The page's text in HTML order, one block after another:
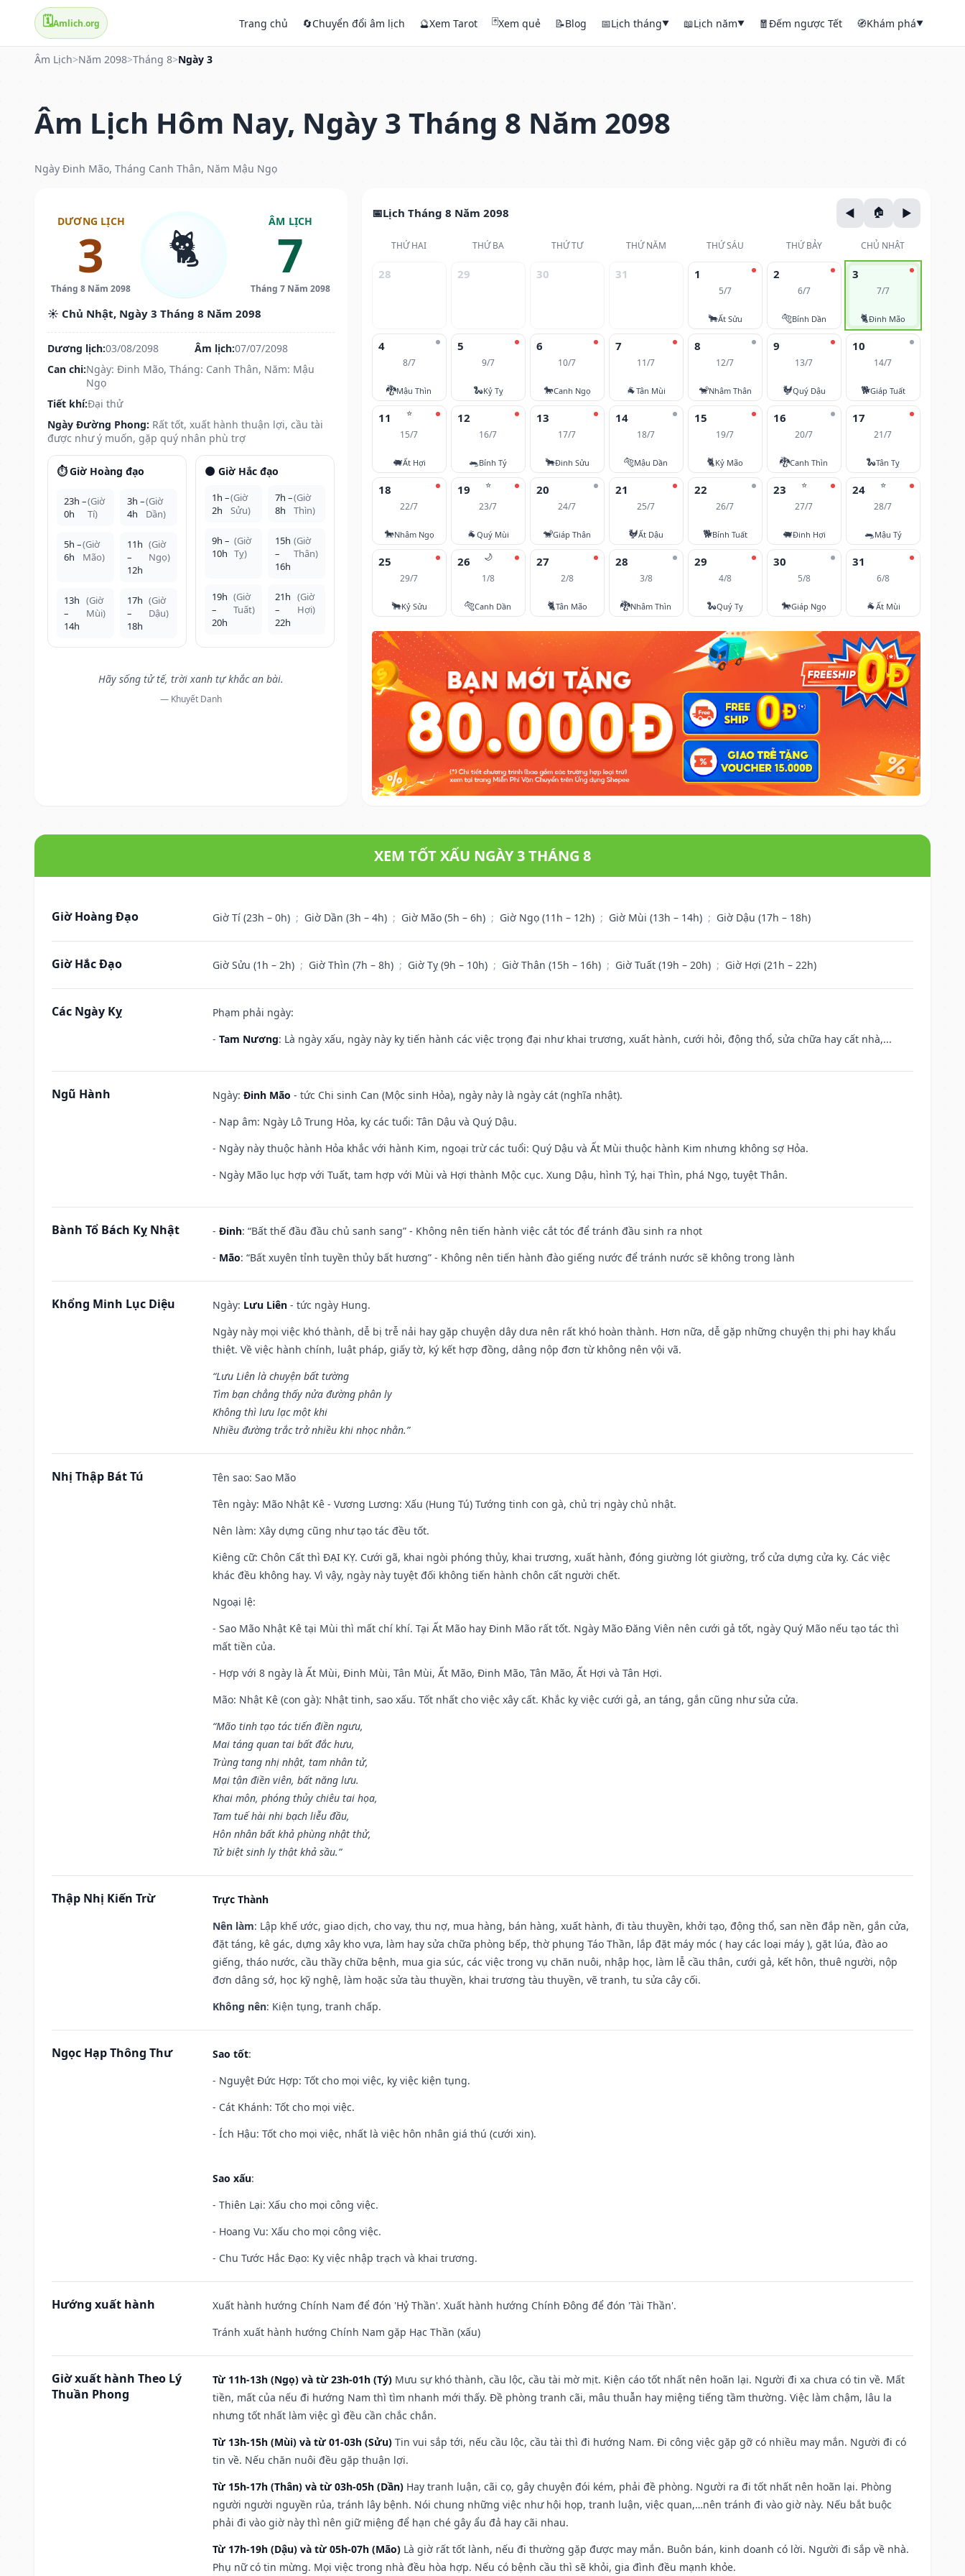
🗓️Amlich.org Trang chủ 🔄Chuyển đổi âm lịch 🔮Xem Tarot 🃏Xem quẻ 📝Blog 📅Lịch tháng▼ 📖Lịch năm▼ 🧧Đếm ngược Tết 🧭Khám phá▼
Âm Lịch>Năm 2098>Tháng 8>Ngày 3
Âm Lịch Hôm Nay, Ngày 3 Tháng 8 Năm 2098
Ngày Đinh Mão, Tháng Canh Thân, Năm Mậu Ngọ
DƯƠNG LỊCH
3
Tháng 8 Năm 2098
🐈 ÂM LỊCH
7
Tháng 7 Năm 2098
☀️ Chủ Nhật, Ngày 3 Tháng 8 Năm 2098
Dương lịch:03/08/2098 Âm lịch:07/07/2098
Can chi:Ngày: Đinh Mão, Tháng: Canh Thân, Năm: Mậu
Ngọ
Tiết khí:Đại thử
Ngày Đường Phong: Rất tốt, xuất hành thuận lợi, cầu tài
được như ý muốn, gặp quý nhân phù trợ
⏱️ Giờ Hoàng đạo
23h –
0h
(Giờ
Tí)
3h –
4h
(Giờ
Dần)
5h –
6h
(Giờ
Mão)
11h
–
12h
(Giờ
Ngọ)
13h
–
14h
(Giờ
Mùi)
17h
–
18h
(Giờ
Dậu)
🌑 Giờ Hắc đạo
1h –
2h
(Giờ
Sửu)
7h –
8h
(Giờ
Thìn)
9h –
10h
(Giờ
Tỵ)
15h
–
16h
(Giờ
Thân)
19h
–
20h
(Giờ
Tuất)
21h
–
22h
(Giờ
Hợi)
Hãy sống tử tế, trời xanh tự khắc an bài.
— Khuyết Danh
Lịch Tháng 8 Năm 2098
THỨ HAI THỨ BA THỨ TƯ THỨ NĂM THỨ SÁU THỨ BẢY CHỦ NHẬT
28 29 30 31 1
5/7
🐂Ất Sửu
2
6/7
🐅Bính Dần
3
7/7
🐈Đinh Mão
4
8/7
🐉Mậu Thìn
5
9/7
🐍Kỷ Tỵ
6
10/7
🐎Canh Ngọ
7
11/7
🐐Tân Mùi
8
12/7
🐒Nhâm Thân
9
13/7
🐓Quý Dậu
10
14/7
🐕Giáp Tuất
⭐
11
15/7
🐖Ất Hợi
12
16/7
🐀Bính Tý
13
17/7
🐂Đinh Sửu
14
18/7
🐅Mậu Dần
15
19/7
🐈Kỷ Mão
16
20/7
🐉Canh Thìn
17
21/7
🐍Tân Tỵ
18
22/7
🐎Nhâm Ngọ
⭐
19
23/7
🐐Quý Mùi
20
24/7
🐒Giáp Thân
21
25/7
🐓Ất Dậu
22
26/7
🐕Bính Tuất
⭐
23
27/7
🐖Đinh Hợi
⭐
24
28/7
🐀Mậu Tý
25
29/7
🐂Kỷ Sửu
🌙
26
1/8
🐅Canh Dần
27
2/8
🐈Tân Mão
28
3/8
🐉Nhâm Thìn
29
4/8
🐍Quý Tỵ
30
5/8
🐎Giáp Ngọ
31
6/8
🐐Ất Mùi
XEM TỐT XẤU NGÀY 3 THÁNG 8
Giờ Hoàng Đạo Giờ Tí (23h – 0h) ; Giờ Dần (3h – 4h) ; Giờ Mão (5h – 6h) ; Giờ Ngọ (11h – 12h) ; Giờ Mùi (13h – 14h) ; Giờ Dậu (17h – 18h)
Giờ Hắc Đạo Giờ Sửu (1h – 2h) ; Giờ Thìn (7h – 8h) ; Giờ Tỵ (9h – 10h) ; Giờ Thân (15h – 16h) ; Giờ Tuất (19h – 20h) ; Giờ Hợi (21h – 22h)
Các Ngày Kỵ
Phạm phải ngày:
- Tam Nương: Là ngày xấu, ngày này kỵ tiến hành các việc trọng đại như khai trương, xuất hành, cưới hỏi, động thổ, sửa chữa hay cất nhà,...
Ngũ Hành Ngày: Đinh Mão - tức Chi sinh Can (Mộc sinh Hỏa), ngày này là ngày cát (nghĩa nhật).
- Nạp âm: Ngày Lô Trung Hỏa, kỵ các tuổi: Tân Dậu và Quý Dậu.
- Ngày này thuộc hành Hỏa khắc với hành Kim, ngoại trừ các tuổi: Quý Dậu và Ất Mùi thuộc hành Kim nhưng không sợ Hỏa.
- Ngày Mão lục hợp với Tuất, tam hợp với Mùi và Hợi thành Mộc cục. Xung Dậu, hình Tý, hại Thìn, phá Ngọ, tuyệt Thân.
Bành Tổ Bách Kỵ Nhật - Đinh: “Bất thế đầu đầu chủ sanh sang” - Không nên tiến hành việc cắt tóc để tránh đầu sinh ra nhọt
- Mão: “Bất xuyên tỉnh tuyền thủy bất hương” - Không nên tiến hành đào giếng nước để tránh nước sẽ không trong lành
Khổng Minh Lục Diệu Ngày: Lưu Liên - tức ngày Hung.
Ngày này mọi việc khó thành, dễ bị trễ nải hay gặp chuyện dây dưa nên rất khó hoàn thành. Hơn nữa, dễ gặp những chuyện thị phi hay khẩu
thiệt. Về việc hành chính, luật pháp, giấy tờ, ký kết hợp đồng, dâng nộp đơn từ không nên vội vã.
“Lưu Liên là chuyện bất tường
Tìm bạn chẳng thấy nửa đường phân ly
Không thì lưu lạc một khi
Nhiều đường trắc trở nhiều khi nhọc nhằn.”
Nhị Thập Bát Tú Tên sao: Sao Mão
Tên ngày: Mão Nhật Kê - Vương Lương: Xấu (Hung Tú) Tướng tinh con gà, chủ trị ngày chủ nhật.
Nên làm: Xây dựng cũng như tạo tác đều tốt.
Kiêng cữ: Chôn Cất thì ĐẠI KỴ. Cưới gã, khai ngòi phóng thủy, khai trương, xuất hành, đóng giường lót giường, trổ cửa dựng cửa kỵ. Các việc
khác đều không hay. Vì vậy, ngày này tuyệt đối không tiến hành chôn cất người chết.
Ngoại lệ:
- Sao Mão Nhật Kê tại Mùi thì mất chí khí. Tại Ất Mão hay Đinh Mão rất tốt. Ngày Mão Đăng Viên nên cưới gả tốt, ngày Quý Mão nếu tạo tác thì
mất tiền của.
- Hợp với 8 ngày là Ất Mùi, Đinh Mùi, Tân Mùi, Ất Mão, Đinh Mão, Tân Mão, Ất Hợi và Tân Hợi.
Mão: Nhật Kê (con gà): Nhật tinh, sao xấu. Tốt nhất cho việc xây cất. Khắc kỵ việc cưới gả, an táng, gắn cũng như sửa cửa.
“Mão tinh tạo tác tiến điền ngưu,
Mai táng quan tai bất đắc hưu,
Trùng tang nhị nhật, tam nhân tử,
Mại tận điền viên, bất năng lưu.
Khai môn, phóng thủy chiêu tai họa,
Tam tuế hài nhi bạch liễu đầu,
Hôn nhân bất khả phùng nhật thử,
Tử biệt sinh ly thật khả sầu.”
Thập Nhị Kiến Trừ
Trực Thành
Nên làm: Lập khế ước, giao dịch, cho vay, thu nợ, mua hàng, bán hàng, xuất hành, đi tàu thuyền, khởi tạo, động thổ, san nền đắp nền, gắn cửa,
đặt táng, kê gác, dựng xây kho vựa, làm hay sửa chữa phòng bếp, thờ phụng Táo Thần, lắp đặt máy móc ( hay các loại máy ), gặt lúa, đào ao
giếng, tháo nước, cầu thầy chữa bệnh, mua gia súc, các việc trong vụ chăn nuôi, nhập học, làm lễ cầu thân, cưới gả, kết hôn, thuê người, nộp
đơn dâng sớ, học kỹ nghệ, làm hoặc sửa tàu thuyền, khai trương tàu thuyền, vẽ tranh, tu sửa cây cối.
Không nên: Kiện tụng, tranh chấp.
Ngọc Hạp Thông Thư Sao tốt:
- Nguyệt Đức Hợp: Tốt cho mọi việc, kỵ việc kiện tụng.
- Cát Khánh: Tốt cho mọi việc.
- Ích Hậu: Tốt cho mọi việc, nhất là việc hôn nhân giá thú (cưới xin).
Sao xấu:
- Thiên Lại: Xấu cho mọi công việc.
- Hoang Vu: Xấu cho mọi công việc.
- Chu Tước Hắc Đạo: Kỵ việc nhập trạch và khai trương.
Hướng xuất hành
Xuất hành hướng Chính Nam để đón 'Hỷ Thần'. Xuất hành hướng Chính Đông để đón 'Tài Thần'.
Tránh xuất hành hướng Chính Nam gặp Hạc Thần (xấu)
Giờ xuất hành Theo Lý
Thuần Phong
Từ 11h-13h (Ngọ) và từ 23h-01h (Tý) Mưu sự khó thành, cầu lộc, cầu tài mờ mịt. Kiện cáo tốt nhất nên hoãn lại. Người đi xa chưa có tin về. Mất
tiền, mất của nếu đi hướng Nam thì tìm nhanh mới thấy. Đề phòng tranh cãi, mâu thuẫn hay miệng tiếng tầm thường. Việc làm chậm, lâu la
nhưng tốt nhất làm việc gì đều cần chắc chắn.
Từ 13h-15h (Mùi) và từ 01-03h (Sửu) Tin vui sắp tới, nếu cầu lộc, cầu tài thì đi hướng Nam. Đi công việc gặp gỡ có nhiều may mắn. Người đi có
tin về. Nếu chăn nuôi đều gặp thuận lợi.
Từ 15h-17h (Thân) và từ 03h-05h (Dần) Hay tranh luận, cãi cọ, gây chuyện đói kém, phải đề phòng. Người ra đi tốt nhất nên hoãn lại. Phòng
người người nguyền rủa, tránh lây bệnh. Nói chung những việc như hội họp, tranh luận, việc quan,…nên tránh đi vào giờ này. Nếu bắt buộc
phải đi vào giờ này thì nên giữ miệng để hạn ché gây ẩu đả hay cãi nhau.
Từ 17h-19h (Dậu) và từ 05h-07h (Mão) Là giờ rất tốt lành, nếu đi thường gặp được may mắn. Buôn bán, kinh doanh có lời. Người đi sắp về nhà.
Phụ nữ có tin mừng. Mọi việc trong nhà đều hòa hợp. Nếu có bệnh cầu thì sẽ khỏi, gia đình đều mạnh khỏe.